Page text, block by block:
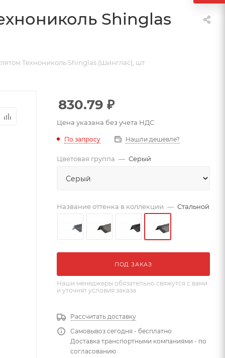
Shinglas
Технониколь Shinglas (Шинглас), шт
830.79 ₽
Цена указана без учета НДС
По запросу Нашли дешевле?
Цветовая группа — Серый
Название оттенка в коллекции — Стальной
ПОД ЗАКАЗ
Наши менеджеры обязательно свяжутся с вами
и уточнят условия заказа
Рассчитать доставку
Самовывоз сегодня - бесплатно
Доставка транспортными компаниями - по
согласованию